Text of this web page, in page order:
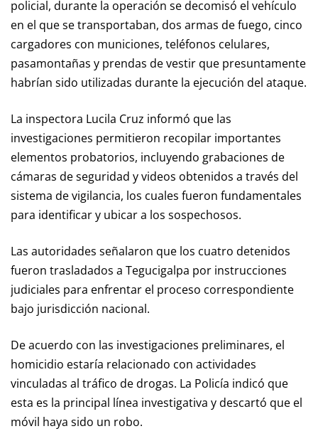
policial, durante la operación se decomisó el vehículo
en el que se transportaban, dos armas de fuego, cinco
cargadores con municiones, teléfonos celulares,
pasamontañas y prendas de vestir que presuntamente
habrían sido utilizadas durante la ejecución del ataque.
La inspectora Lucila Cruz informó que las
investigaciones permitieron recopilar importantes
elementos probatorios, incluyendo grabaciones de
cámaras de seguridad y videos obtenidos a través del
sistema de vigilancia, los cuales fueron fundamentales
para identificar y ubicar a los sospechosos.
Las autoridades señalaron que los cuatro detenidos
fueron trasladados a Tegucigalpa por instrucciones
judiciales para enfrentar el proceso correspondiente
bajo jurisdicción nacional.
De acuerdo con las investigaciones preliminares, el
homicidio estaría relacionado con actividades
vinculadas al tráfico de drogas. La Policía indicó que
esta es la principal línea investigativa y descartó que el
móvil haya sido un robo.